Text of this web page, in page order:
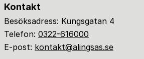
Kontakt
Besöksadress: Kungsgatan 4
Telefon: 0322-616000
E-post: kontakt@alingsas.se